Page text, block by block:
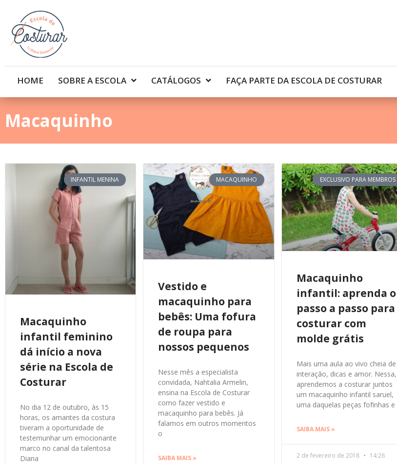
HOME SOBRE A ESCOLA CATÁLOGOS FAÇA PARTE DA ESCOLA DE COSTURAR
Macaquinho
INFANTIL MENINA
Macaquinho
infantil feminino
dá início a nova
série na Escola de
Costurar
No dia 12 de outubro, às 15
horas, os amantes da costura
tiveram a oportunidade de
testemunhar um emocionante
marco no canal da talentosa
Diana
MACAQUINHO
Vestido e
macaquinho para
bebês: Uma fofura
de roupa para
nossos pequenos
Nesse mês a especialista
convidada, Nahtalia Armelin,
ensina na Escola de Costurar
como fazer vestido e
macaquinho para bebês. Já
falamos em outros momentos
o
SAIBA MAIS »
EXCLUSIVO PARA MEMBROS
Macaquinho
infantil: aprenda o
passo a passo para
costurar com
molde grátis
Mais uma aula ao vivo cheia de
interação, dicas e amor. Nessa,
aprendemos a costurar juntos
um macaquinho infantil saruel,
uma daquelas peças fofinhas e
SAIBA MAIS »
2 de fevereiro de 2018 14:26